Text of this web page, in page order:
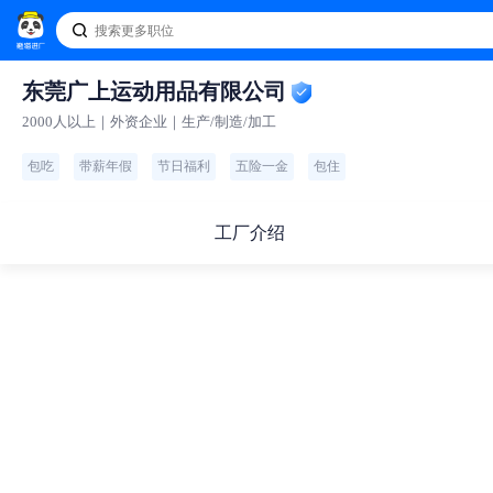
东莞广上运动用品有限公司
2000人以上｜外资企业｜生产/制造/加工
包吃 带薪年假 节日福利 五险一金 包住
工厂介绍